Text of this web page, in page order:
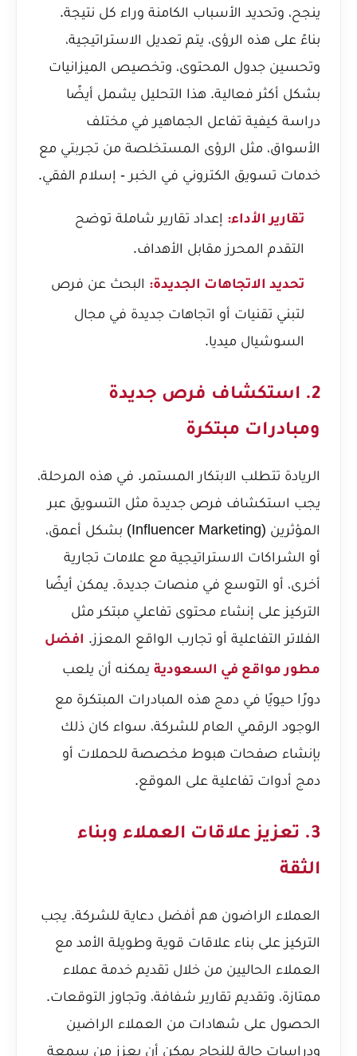
ينجح، وتحديد الأسباب الكامنة وراء كل نتيجة.
بناءً على هذه الرؤى، يتم تعديل الاستراتيجية،
وتحسين جدول المحتوى، وتخصيص الميزانيات
بشكل أكثر فعالية. هذا التحليل يشمل أيضًا
دراسة كيفية تفاعل الجماهير في مختلف
الأسواق، مثل الرؤى المستخلصة من تجربتي مع
خدمات تسويق الكتروني في الخبر - إسلام الفقي.
تقارير الأداء: إعداد تقارير شاملة توضح
التقدم المحرز مقابل الأهداف.
تحديد الاتجاهات الجديدة: البحث عن فرص
لتبني تقنيات أو اتجاهات جديدة في مجال
السوشيال ميديا.
2. استكشاف فرص جديدة
ومبادرات مبتكرة
الريادة تتطلب الابتكار المستمر. في هذه المرحلة،
يجب استكشاف فرص جديدة مثل التسويق عبر
المؤثرين (Influencer Marketing) بشكل أعمق،
أو الشراكات الاستراتيجية مع علامات تجارية
أخرى، أو التوسع في منصات جديدة. يمكن أيضًا
التركيز على إنشاء محتوى تفاعلي مبتكر مثل
الفلاتر التفاعلية أو تجارب الواقع المعزز. افضل
مطور مواقع في السعودية يمكنه أن يلعب
دورًا حيويًا في دمج هذه المبادرات المبتكرة مع
الوجود الرقمي العام للشركة، سواء كان ذلك
بإنشاء صفحات هبوط مخصصة للحملات أو
دمج أدوات تفاعلية على الموقع.
3. تعزيز علاقات العملاء وبناء
الثقة
العملاء الراضون هم أفضل دعاية للشركة. يجب
التركيز على بناء علاقات قوية وطويلة الأمد مع
العملاء الحاليين من خلال تقديم خدمة عملاء
ممتازة، وتقديم تقارير شفافة، وتجاوز التوقعات.
الحصول على شهادات من العملاء الراضين
ودراسات حالة للنجاح يمكن أن يعزز من سمعة